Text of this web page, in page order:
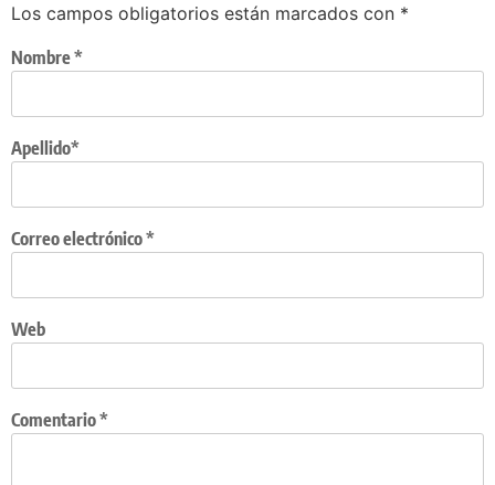
Los campos obligatorios están marcados con *
Apellido*
Nombre*
Correo electrónico*
Web
Comentario*